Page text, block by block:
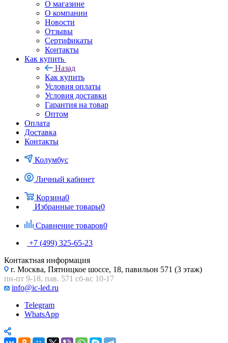
О магазине
О компании
Новости
Отзывы
Сертификаты
Контакты
Как купить
Назад
Как купить
Условия оплаты
Условия доставки
Гарантия на товар
Оптом
Оплата
Доставка
Контакты
Колумбус
Личный кабинет
Корзина0
Избранные товары0
Сравнение товаров0
+7 (499) 325-65-23
Контактная информация
г. Москва, Пятницкое шоссе, 18, павильон 571 (3 этаж)
пн-пт 9-18, пав. 571 сб-вс 10-17
info@ic-led.ru
Telegram
WhatsApp